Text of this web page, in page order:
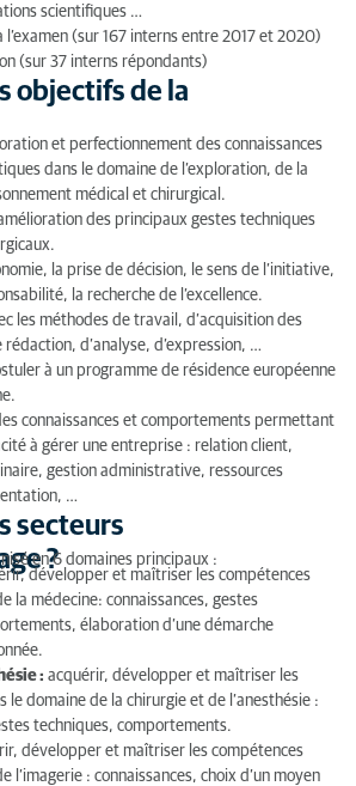
scientifiques …
(sur 167 interns entre 2017 et 2020)
(sur 37 interns répondants)
objectifs de la
et perfectionnement des connaissances
dans le domaine de l’exploration, de la
médical et chirurgical.
des principaux gestes techniques
la prise de décision, le sens de l’initiative,
la recherche de l’excellence.
les méthodes de travail, d’acquisition des
rédaction, d’analyse, d’expression, …
à un programme de résidence européenne
connaissances et comportements permettant
à gérer une entreprise : relation client,
gestion administrative, ressources
…
secteurs
?
en 6 domaines principaux :
développer et maîtriser les compétences
la médecine: connaissances, gestes
élaboration d’une démarche
: acquérir, développer et maîtriser les
le domaine de la chirurgie et de l’anesthésie :
techniques, comportements.
développer et maîtriser les compétences
l’imagerie : connaissances, choix d’un moyen